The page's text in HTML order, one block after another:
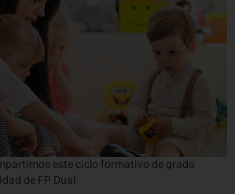
este ciclo formativo de grado
de FP Dual